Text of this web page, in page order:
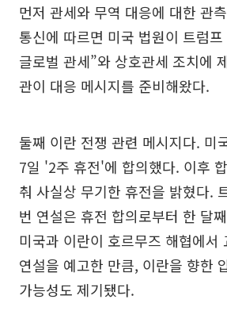
먼저 관세와 무역 대응에 대한 관
통신에 따르면 미국 법원이 트럼
글로벌 관세”와 상호관세 조치에
관이 대응 메시지를 준비해왔다.
둘째 이란 전쟁 관련 메시지다. 미
7일 '2주 휴전'에 합의했다. 이후
춰 사실상 무기한 휴전을 밝혔다.
번 연설은 휴전 합의로부터 한 달
미국과 이란이 호르무즈 해협에서
연설을 예고한 만큼, 이란을 향한
가능성도 제기됐다.